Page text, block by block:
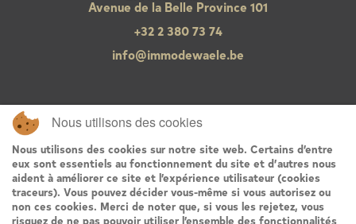
Avenue de la Belle Province 101
+32 2 380 73 74
info@immodewaele.be
Agent immobilier agréé IPI pour la Belgique sous le numéro
500334
Autorité de contrôle : Institut Professionnel des Agents
Immobiliers (I.P.I.) – Rue du Luxembourg 16b – 1000
BRUXELLES
Code déontologie de l’I.P.I.
Nous utilisons des cookies
Nous utilisons des cookies sur notre site web. Certains d’entre
eux sont essentiels au fonctionnement du site et d’autres nous
aident à améliorer ce site et l’expérience utilisateur (cookies
traceurs). Vous pouvez décider vous-même si vous autorisez ou
non ces cookies. Merci de noter que, si vous les rejetez, vous
risquez de ne pas pouvoir utiliser l’ensemble des fonctionnalités